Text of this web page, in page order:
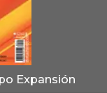
Expansión